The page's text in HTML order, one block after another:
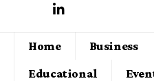
Home
Business
Educational